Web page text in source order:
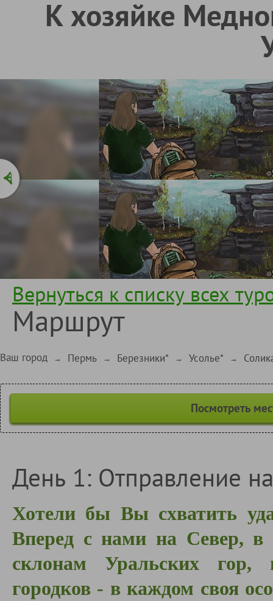
К хозяйке
Вернуться к списку всех
Маршрут
Ваш город → Пермь → Березники* → Усолье* →
Посмотреть
День 1: Отправление
Хотели бы Вы схватить
Вперед с нами на Север, в
склонам Уральских гор,
городков - в каждом своя